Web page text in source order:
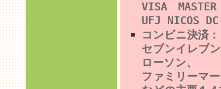
VISA
UFJ NICOS DC
コンビニ決済
セブンイレブ
ローソン、
ファミリーマ